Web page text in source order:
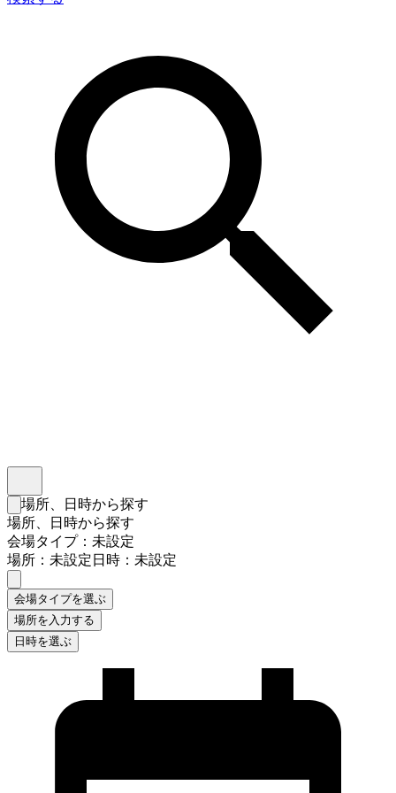
検索フォームを閉じる
場所、日時から探す
場所、日時から探す
会場タイプ：未設定
場所：未設定日時：未設定
会場タイプを選ぶ
場所を入力する
日時を選ぶ